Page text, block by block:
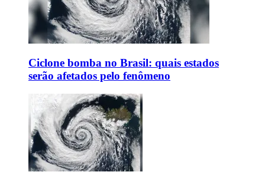
Ciclone bomba no Brasil: quais estados
serão afetados pelo fenômeno